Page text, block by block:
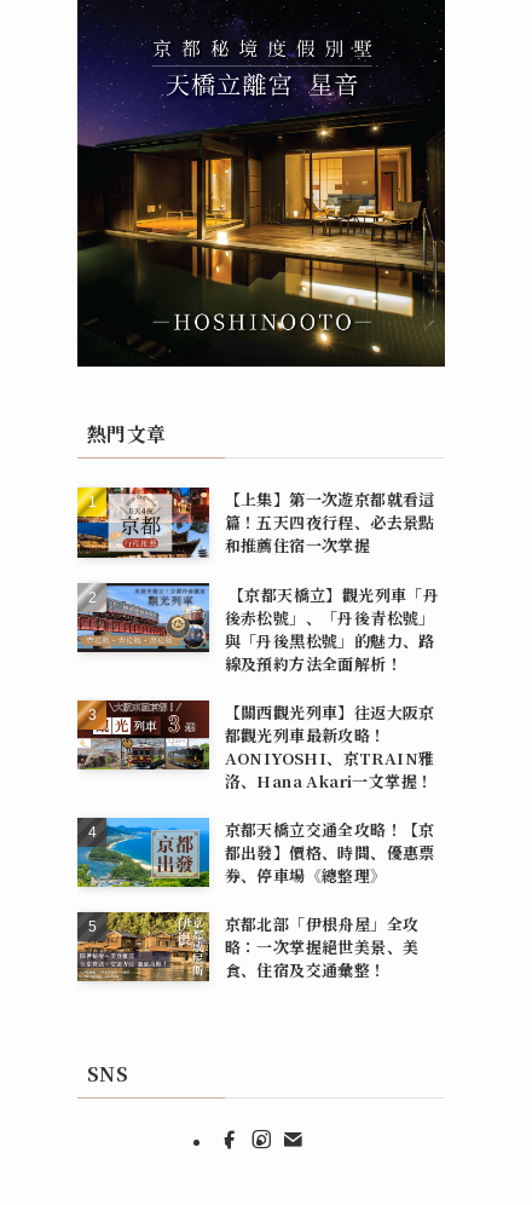
熱門文章
【上集】第一次遊京都就看這
篇！五天四夜行程、必去景點
和推薦住宿一次掌握
【京都天橋立】觀光列車「丹
後赤松號」、「丹後青松號」
與「丹後黑松號」的魅力、路
線及預約方法全面解析！
【關西觀光列車】往返大阪京
都觀光列車最新攻略！
AONIYOSHI、京TRAIN雅
洛、Hana Akari一文掌握！
京都天橋立交通全攻略！【京
都出發】價格、時間、優惠票
券、停車場《總整理》
京都北部「伊根舟屋」全攻
略：一次掌握絕世美景、美
食、住宿及交通彙整！
SNS